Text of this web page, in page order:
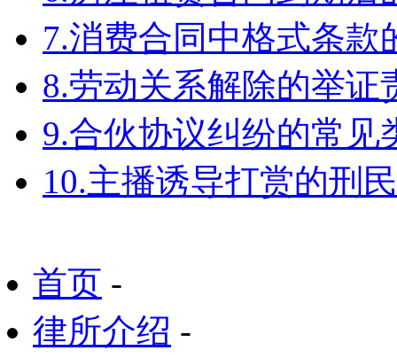
7.消费合同中格式条款
8.劳动关系解除的举证
9.合伙协议纠纷的常见
10.主播诱导打赏的刑
首页 -
律所介绍 -